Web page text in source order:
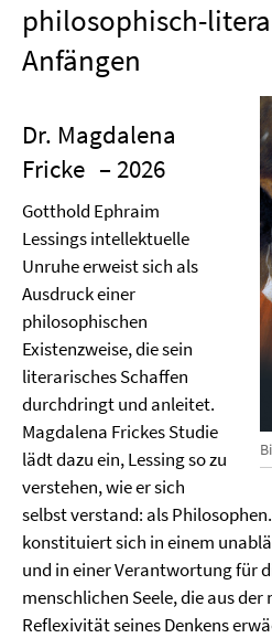
philosophisch-
Anfängen
Dr. Magdalena
Fricke – 2026
Gotthold Ephraim
Lessings intellektuelle
Unruhe erweist sich als
Ausdruck einer
philosophischen
Existenzweise, die sein
literarisches Schaffen
durchdringt und anleitet.
Magdalena Frickes Studie
lädt dazu ein, Lessing so zu
verstehen, wie er sich
selbst verstand: als
konstituiert sich in einem
und in einer Verantwortung für
menschlichen Seele, die aus
Reflexivität seines Denkens